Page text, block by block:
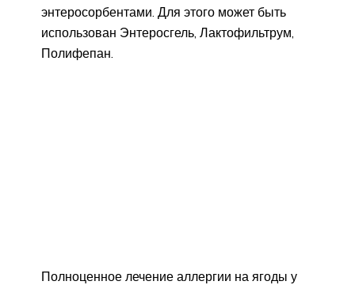
энтеросорбентами. Для этого может быть
использован Энтеросгель, Лактофильтрум,
Полифепан.
Полноценное лечение аллергии на ягоды у